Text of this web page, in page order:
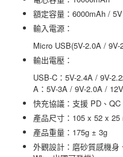
額定容量：6000mAh / 5V
輸入電源：
Micro USB(5V-2.0A /
輸出電壓：
USB-C：5V-2.4A / 9V-
A：5V-3A / 9V-2.0A /
快充協議：支援 PD、
產品尺寸：105 x 52 x
產品重量：175g ± 3g
外觀設計：磨砂質感機身